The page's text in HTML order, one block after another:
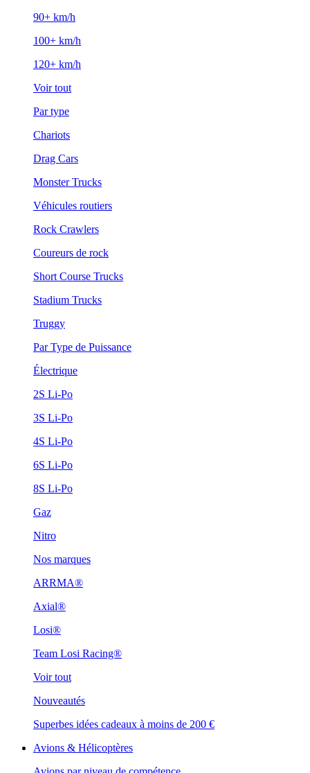
90+ km/h
100+ km/h
120+ km/h
Voir tout
Par type
Chariots
Drag Cars
Monster Trucks
Véhicules routiers
Rock Crawlers
Coureurs de rock
Short Course Trucks
Stadium Trucks
Truggy
Par Type de Puissance
Électrique
2S Li-Po
3S Li-Po
4S Li-Po
6S Li-Po
8S Li-Po
Gaz
Nitro
Nos marques
ARRMA®
Axial®
Losi®
Team Losi Racing®
Voir tout
Nouveautés
Superbes idées cadeaux à moins de 200 €
Avions & Hélicoptères